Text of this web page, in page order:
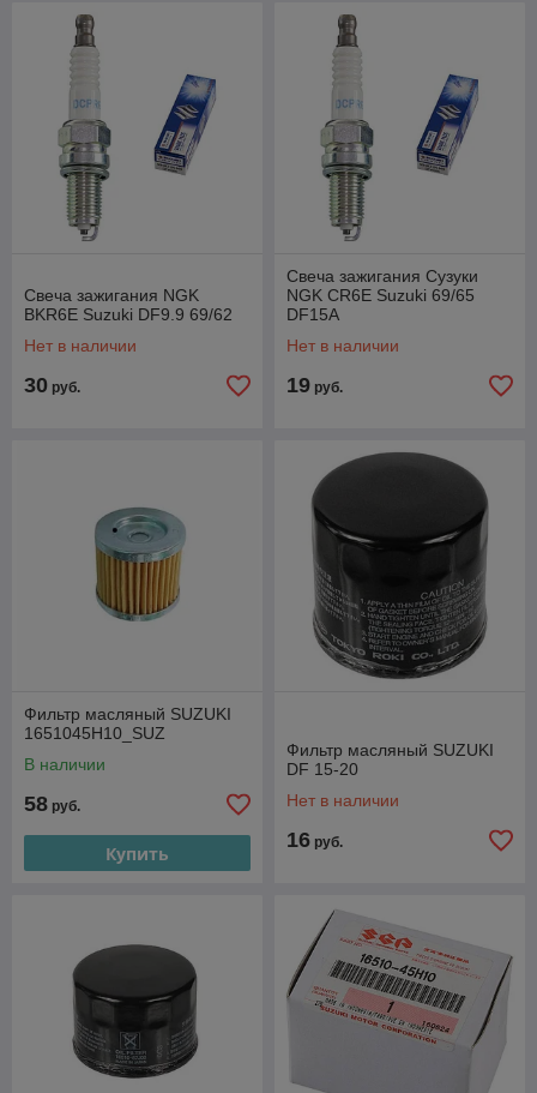
Свеча зажигания NGK
BKR6E Suzuki DF9.9 69/62
Нет в наличии
30 руб.
Свеча зажигания Сузуки
NGK CR6E Suzuki 69/65
DF15A
Нет в наличии
19 руб.
Фильтр масляный SUZUKI
1651045H10_SUZ
В наличии
58 руб.
Купить
Фильтр масляный SUZUKI
DF 15-20
Нет в наличии
16 руб.